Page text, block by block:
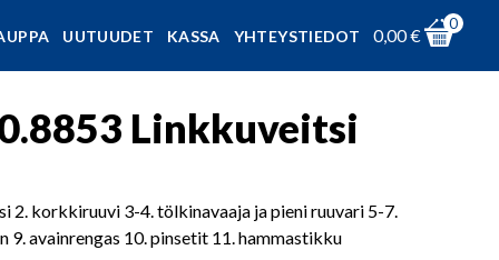
UUTUUDET KASSA YHTEYSTIEDOT 0,00€
0
Linkkuveitsi
korkkiruuvi 3-4. tölkinavaaja ja pieni ruuvari 5-7.
avainrengas 10. pinsetit 11. hammastikku